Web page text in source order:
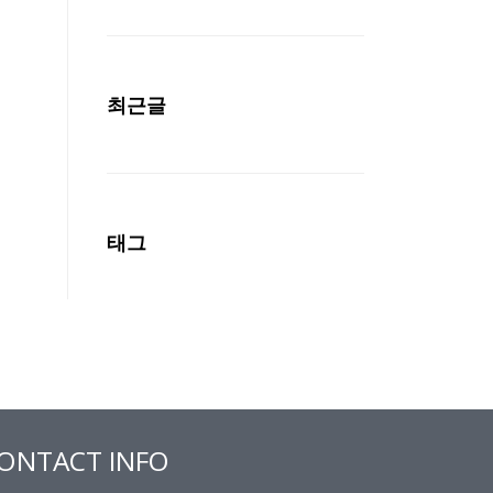
최근글
태그
INFO